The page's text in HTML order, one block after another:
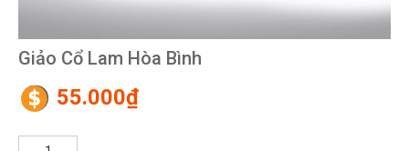
Giảo Cổ Lam Hòa Bình
55.000₫